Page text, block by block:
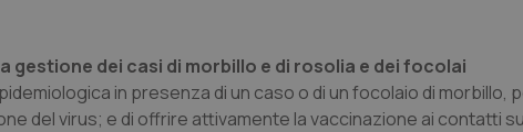
gestione dei casi di morbillo e di rosolia e dei focolai
in presenza di un caso o di un focolaio di morbillo,
del virus; e di offrire attivamente la vaccinazione ai contatti
Fornitore /
Dominio
Scadenza Descrizione
.quotidianosanita.it
1 anno 1
Questo cookie viene utilizzato da Google
Fornitore/Dominio Scadenza
Descrizione
Google LLC
.youtube.com
5 mesi 4
settimane
Questo cookie è impostato da Youtube
delle preferenze dell'utente per i video di